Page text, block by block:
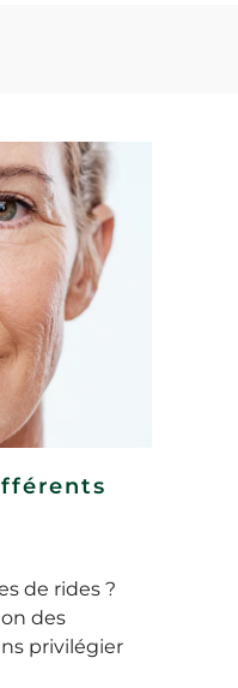
de rides ?
des
privilégier